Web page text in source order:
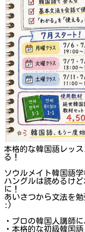
本格的な韓国語レッ
る！
ソウルメイト韓国語
ハングルは読めるけ
に！
あいさつから文法を
:)
・プロの韓国人講師
・本格的な初級韓国